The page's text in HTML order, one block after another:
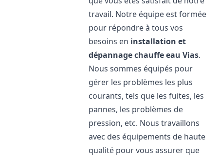
travail. Notre équipe est formée
pour répondre à tous vos
besoins en installation et
dépannage chauffe eau Vias.
Nous sommes équipés pour
gérer les problèmes les plus
courants, tels que les fuites, les
pannes, les problèmes de
pression, etc. Nous travaillons
avec des équipements de haute
qualité pour vous assurer que